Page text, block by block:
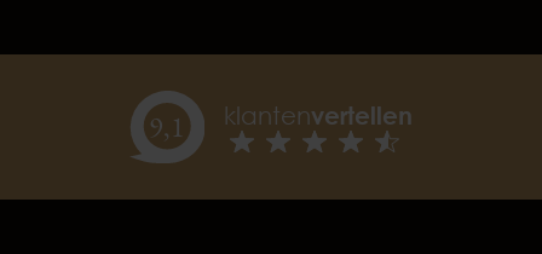
9,1 klantenvertellen